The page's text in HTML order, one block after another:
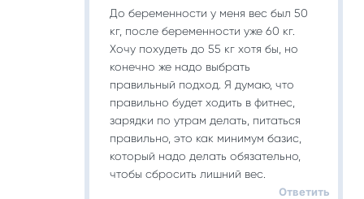
До беременности у меня вес был 50
кг, после беременности уже 60 кг.
Хочу похудеть до 55 кг хотя бы, но
конечно же надо выбрать
правильный подход. Я думаю, что
правильно будет ходить в фитнес,
зарядки по утрам делать, питаться
правильно, это как минимум базис,
который надо делать обязательно,
чтобы сбросить лишний вес.
Ответить